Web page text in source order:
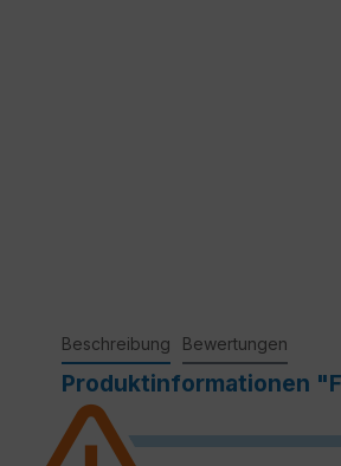
Beschreibung Bewertungen
Produktinformationen